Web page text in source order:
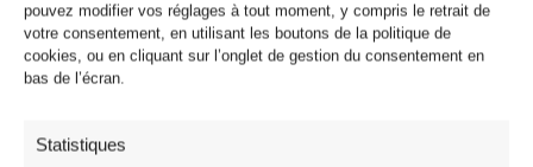
pouvez modifier vos réglages à tout moment, y compris le retrait de
votre consentement, en utilisant les boutons de la politique de
cookies, ou en cliquant sur l’onglet de gestion du consentement en
bas de l’écran.
Statistiques